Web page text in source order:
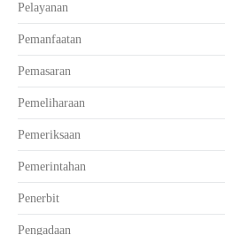
Pelayanan
Pemanfaatan
Pemasaran
Pemeliharaan
Pemeriksaan
Pemerintahan
Penerbit
Pengadaan